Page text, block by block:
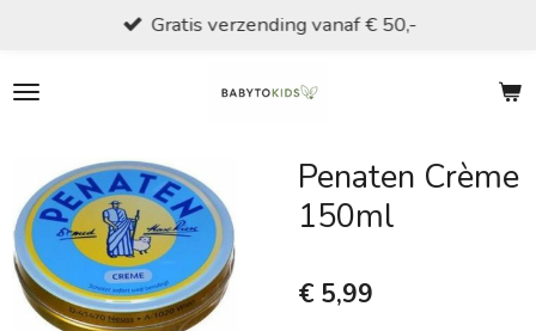
naar
Gratis verzending vanaf € 50,-
Penaten Crème
150ml
€ 5,99